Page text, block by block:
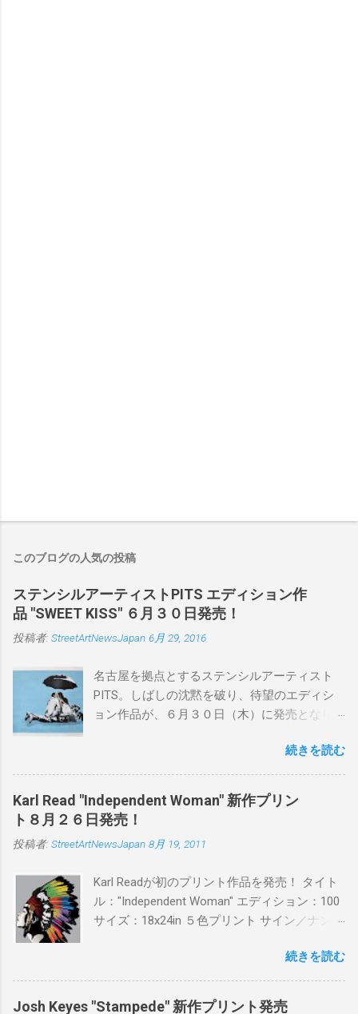
このブログの人気の投稿
ステンシルアーティストPITS エディション作
品 "SWEET KISS" ６月３０日発売！
投稿者: StreetArtNewsJapan 6月 29, 2016
名古屋を拠点とするステンシルアーティスト
PITS。しばしの沈黙を破り、待望のエディシ
ョン作品が、６月３０日（木）に発売となり
品に落とし込むスタイルは今作でも健在。(
PITSの過去記事はこちらから ) 発売日：6月30
日(木)19時 タイトル：SWEET KISS カラー：
BLUE/MINT GREEN/PINK/YELLOW エディショ
ン：各色５ サイズ：800mm × 550mm 価格：
¥16,000(¥17,280) 購入は、 こちら から
続きを読む
Karl Read "Independent Woman" 新作プリン
ト８月２６日発売！
投稿者: StreetArtNewsJapan 8月 19, 2011
Karl Readが初のプリント作品を発売！ タイト
ル："Independent Woman" エディション：100
サイズ：18x24in ５色プリント サイン／ナンバ
ドフィニッシュバージョン（エディション：
25）$125 購入は８月２６日に こちら から
続きを読む
Josh Keyes "Stampede" 新作プリント発売